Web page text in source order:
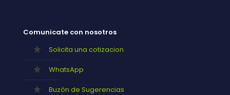
Comunicate con nosotros
Solicita una cotizacion
WhatsApp
Buzón de Sugerencias